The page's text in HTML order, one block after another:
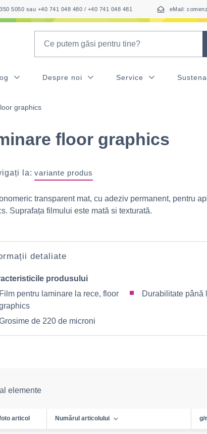
5050 sau +40 741 048 480 / +40 741 048 481 eMail:
Despre noi Service
graphics
floor graphics
la: variante produs
transparent mat, cu adeziv permanent, pentru
Suprafața filmului este mată si texturată.
detaliate
produsului
Film pentru laminare la rece, floor
de 220 de microni
Durabilitate până
elemente
articol Numărul articolului g/